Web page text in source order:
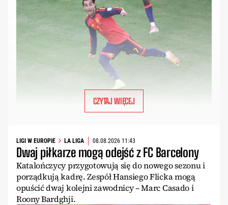
CZYTAJ WIĘCEJ
LIGI W EUROPIE LA LIGA 08.08.2026 11:43
Dwaj piłkarze mogą odejść z FC Barcelony
Katalończycy przygotowują się do nowego sezonu i
porządkują kadrę. Zespół Hansiego Flicka mogą
opuścić dwaj kolejni zawodnicy – Marc Casado i
Roony Bardghji.